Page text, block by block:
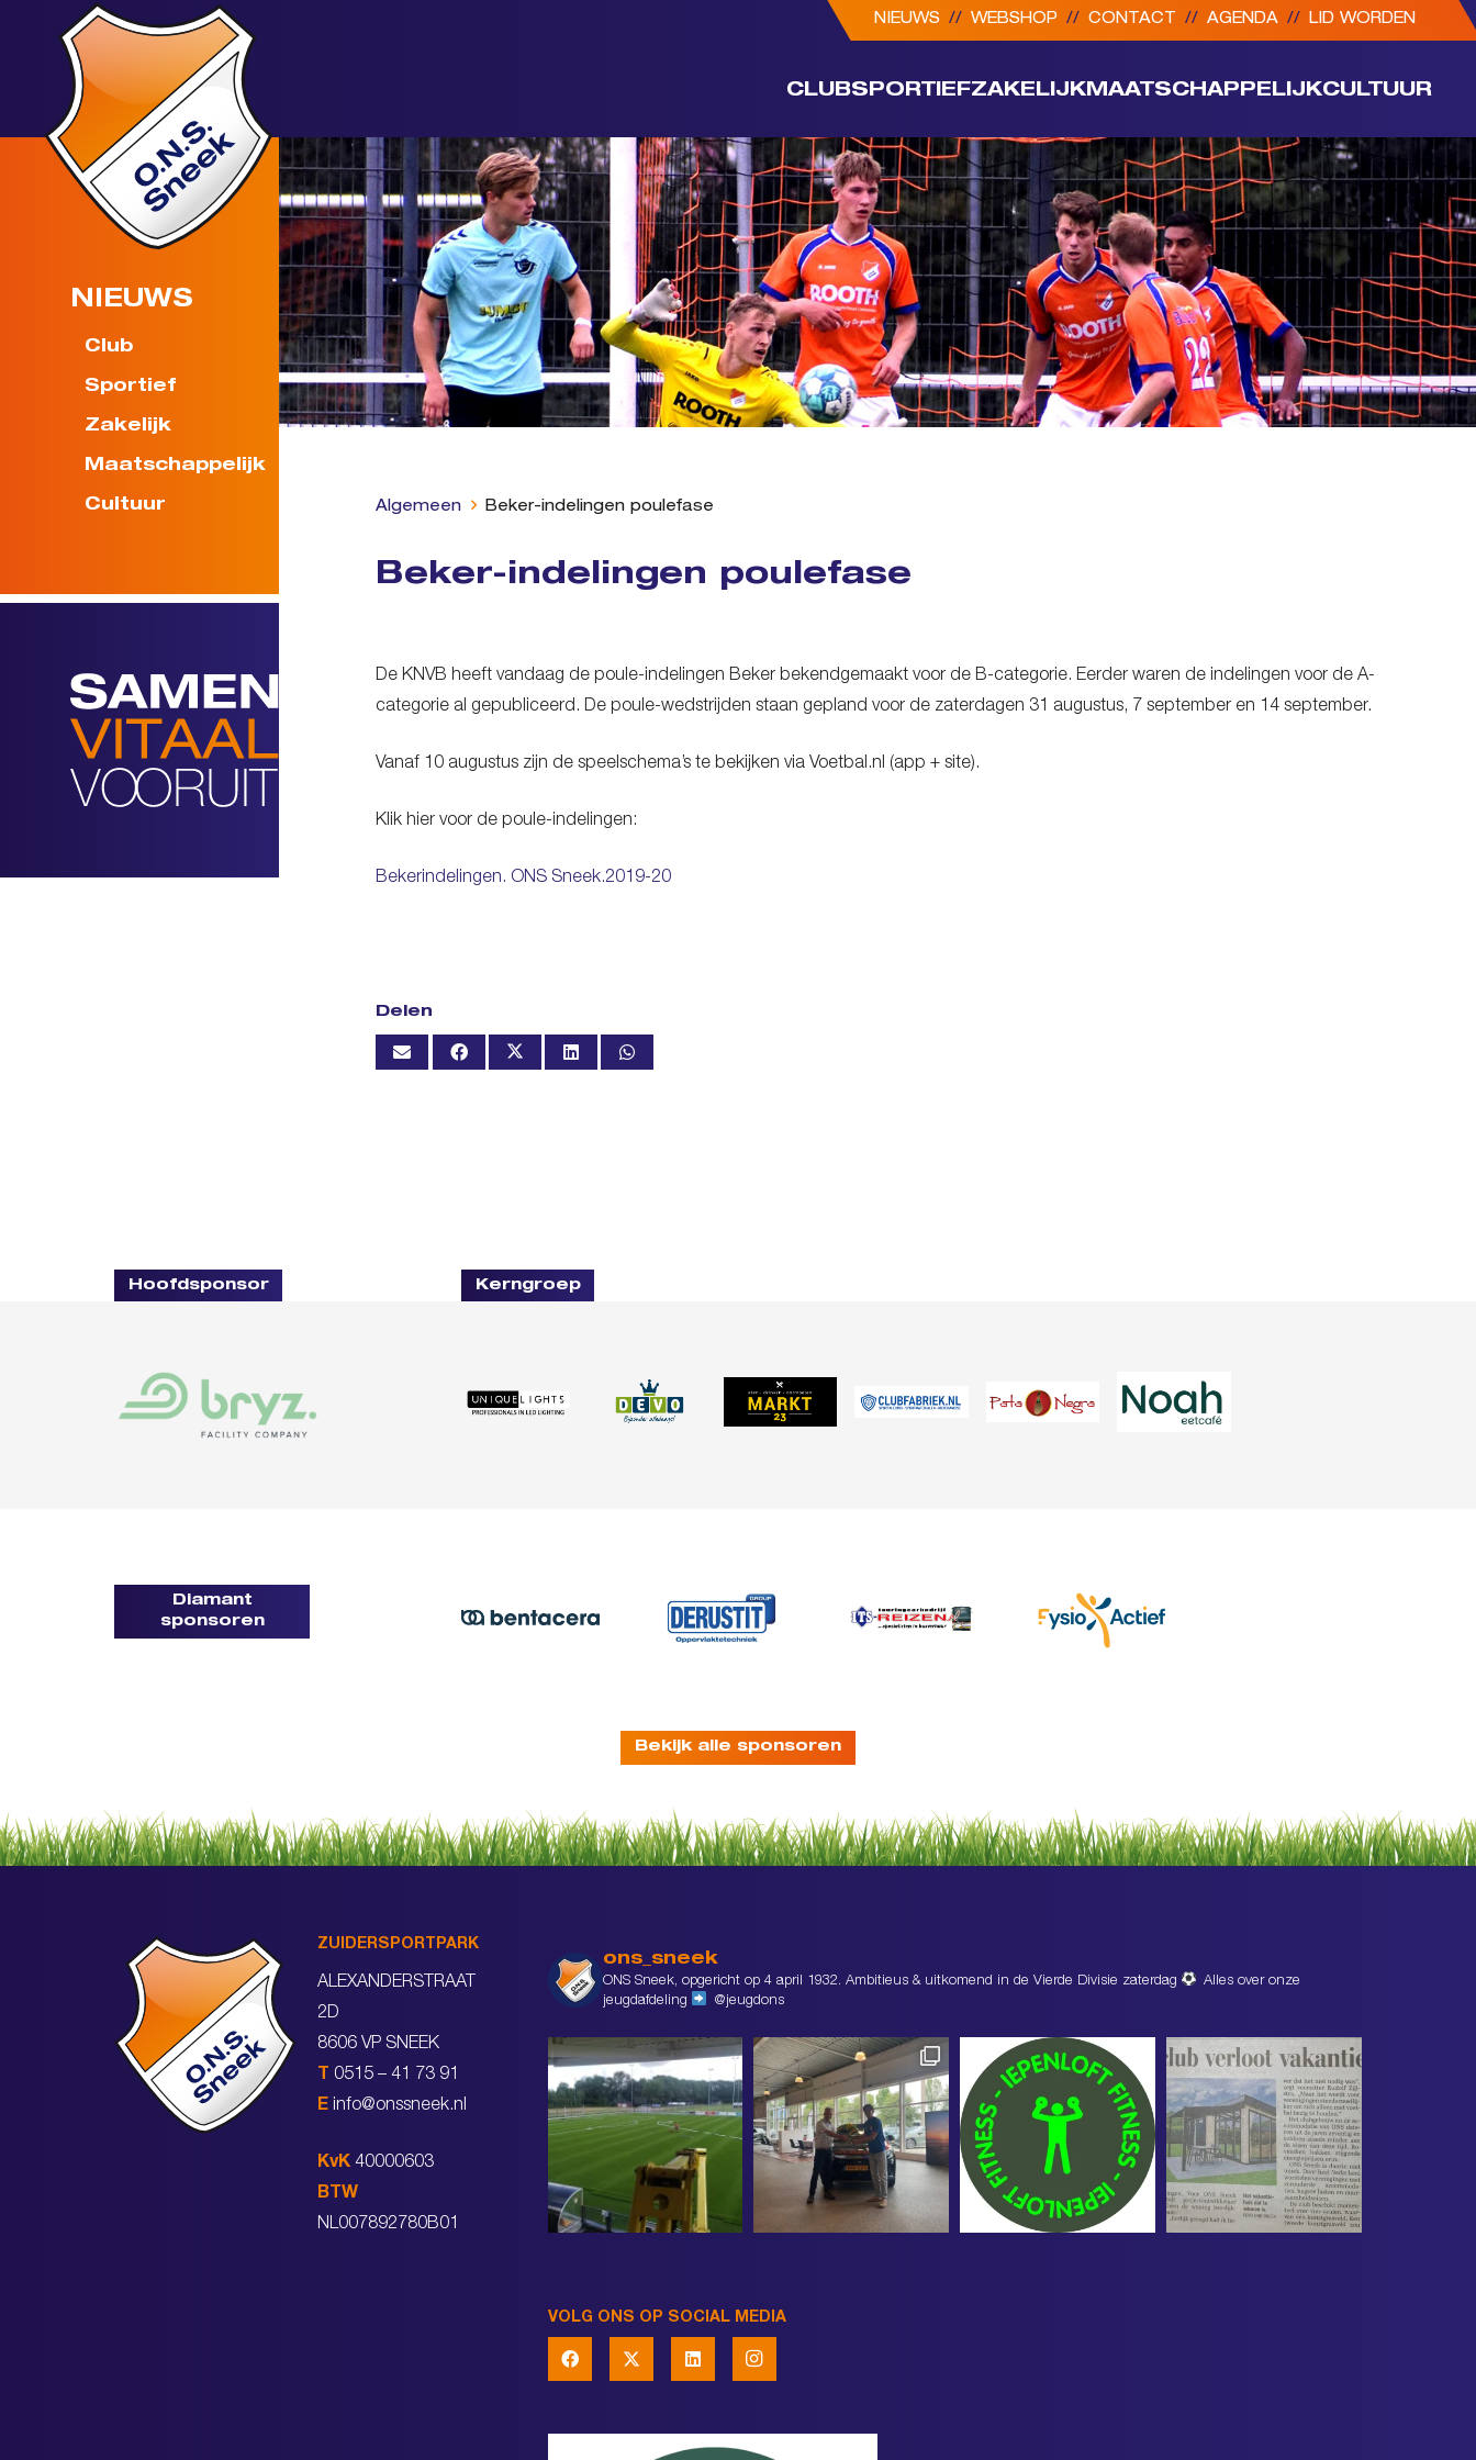
NIEUWS // WEBSHOP // CONTACT // AGENDA // LID WORDEN
CLUBSPORTIEFZAKELIJK MAATSCHAPPELIJKCULTUUR
NIEUWS
Club
Sportief
Zakelijk
Maatschappelijk
Cultuur Algemeen Beker-indelingen poulefase
Beker-indelingen poulefase
De KNVB heeft vandaag de poule-indelingen Beker bekendgemaakt voor de B-categorie. Eerder waren de indelingen voor de A-
categorie al gepubliceerd. De poule-wedstrijden staan gepland voor de zaterdagen 31 augustus, 7 september en 14 september.
Vanaf 10 augustus zijn de speelschema’s te bekijken via Voetbal.nl (app + site).
Klik hier voor de poule-indelingen:
Bekerindelingen. ONS Sneek.2019-20
Delen
Hoofdsponsor Kerngroep
Diamant
sponsoren
Bekijk alle sponsoren
ZUIDERSPORTPARK
ALEXANDERSTRAAT
2D
8606 VP SNEEK
T 0515 – 41 73 91
E info@onssneek.nl
KvK 40000603
BTW
NL007892780B01
ons_sneek
ONS Sneek, opgericht op 4 april 1932. Ambitieus & uitkomend in de Vierde Divisie zaterdag
Alles over onze
jeugdafdeling
@jeugdons
VOLG ONS OP SOCIAL MEDIA